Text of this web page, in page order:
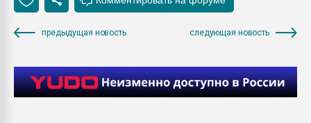
предыдущая новость следующая новость